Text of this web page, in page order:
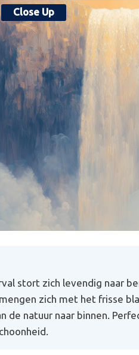
stort zich levendig naar
zich met het frisse
de natuur naar binnen.